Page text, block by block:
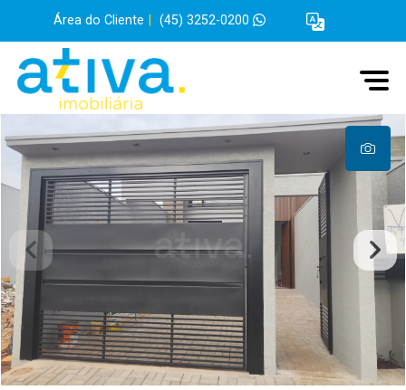
Área do Cliente (45) 3252-0200